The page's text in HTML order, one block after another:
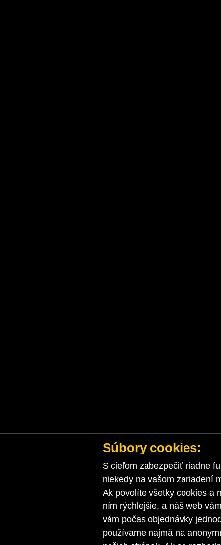
Súbory cookies:
S cieľom zabezpečiť riadne
niekedy na vašom zariadení
Ak povolíte všetky cookies a
ním rýchlejšie, a náš web
vám počas objednávky
používame najmä na